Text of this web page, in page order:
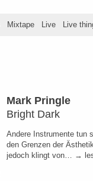
Mixtape Live Live
Mark Pringle
Bright Dark
Andere Instrumente tun
den Grenzen der
jedoch klingt von… →